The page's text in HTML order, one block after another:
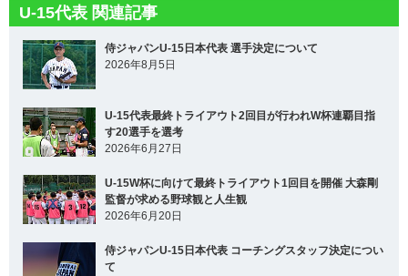
U-15代表 関連記事
侍ジャパンU-15日本代表 選手決定について
2026年8月5日
U-15代表最終トライアウト2回目が行われW杯連覇目指
す20選手を選考
2026年6月27日
U-15W杯に向けて最終トライアウト1回目を開催 大森剛
監督が求める野球観と人生観
2026年6月20日
侍ジャパンU-15日本代表 コーチングスタッフ決定につい
て